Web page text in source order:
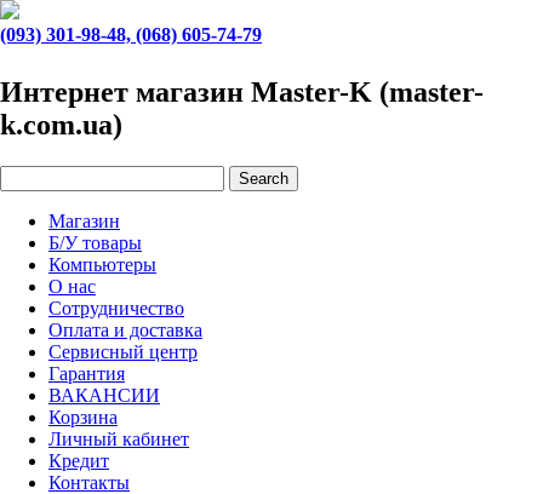
(093) 301-98-48, (068) 605-74-79
Интернет магазин Master-K (master-
k.com.ua)
Магазин
Б/У товары
Компьютеры
О нас
Сотрудничество
Оплата и доставка
Сервисный центр
Гарантия
ВАКАНСИИ
Корзина
Личный кабинет
Кредит
Контакты